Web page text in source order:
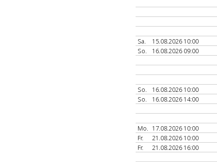
Sa.
15.08.2026 10:00
So.
16.08.2026 09:00
So.
16.08.2026 10:00
So.
16.08.2026 14:00
Mo. 17.08.2026 10:00
Fr.
21.08.2026 10:00
Fr.
21.08.2026 16:00